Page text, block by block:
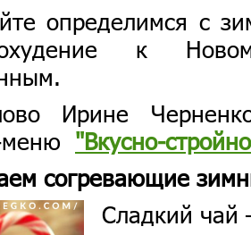
определимся с
к
Ирине
меню "Вкусно-
согревающие
Сладкий чай